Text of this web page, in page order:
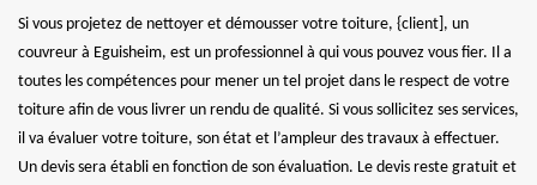
Si vous projetez de nettoyer et démousser votre toiture, {client], un
couvreur à Eguisheim, est un professionnel à qui vous pouvez vous fier. Il a
toutes les compétences pour mener un tel projet dans le respect de votre
toiture afin de vous livrer un rendu de qualité. Si vous sollicitez ses services,
il va évaluer votre toiture, son état et l’ampleur des travaux à effectuer.
Un devis sera établi en fonction de son évaluation. Le devis reste gratuit et